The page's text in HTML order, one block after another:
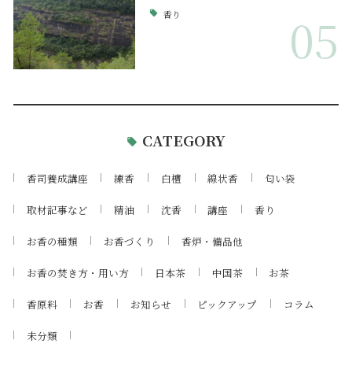
香り 05
CATEGORY
香司養成講座 練香 白檀 線状香 匂い袋
取材記事など 精油 沈香 講座 香り
お香の種類 お香づくり 香炉・備品他
お香の焚き方・用い方 日本茶 中国茶 お茶
香原料 お香 お知らせ ピックアップ コラム
未分類